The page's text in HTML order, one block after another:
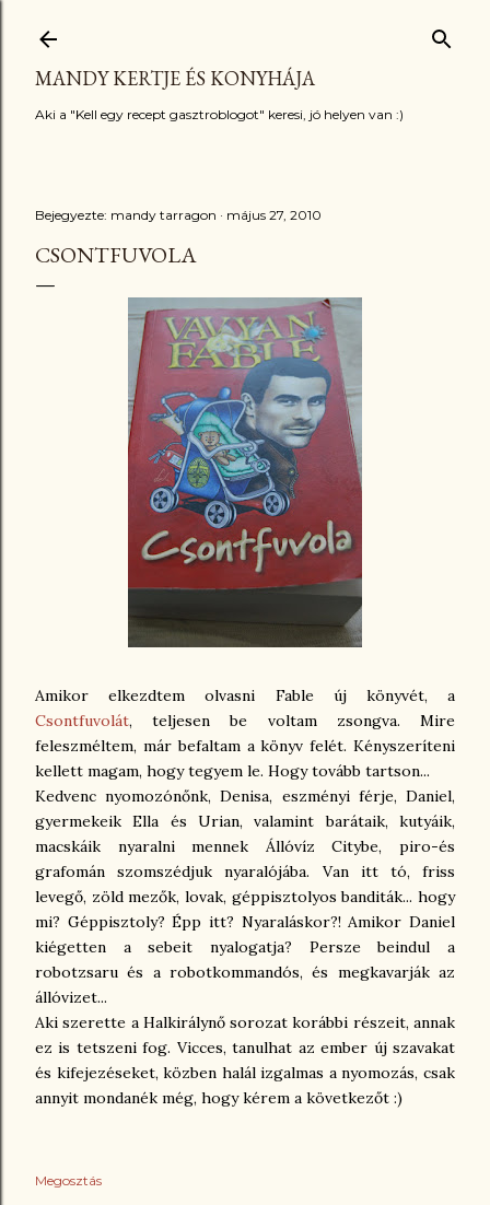
MANDY KERTJE ÉS KONYHÁJA
Aki a "Kell egy recept gasztroblogot" keresi, jó helyen van :)
Bejegyezte: mandy tarragon május 27, 2010
CSONTFUVOLA
Amikor elkezdtem olvasni Fable új könyvét, a
Csontfuvolát, teljesen be voltam zsongva. Mire
feleszméltem, már befaltam a könyv felét. Kényszeríteni
kellett magam, hogy tegyem le. Hogy tovább tartson...
Kedvenc nyomozónőnk, Denisa, eszményi férje, Daniel,
gyermekeik Ella és Urian, valamint barátaik, kutyáik,
macskáik nyaralni mennek Állóvíz Citybe, piro-és
grafomán szomszédjuk nyaralójába. Van itt tó, friss
levegő, zöld mezők, lovak, géppisztolyos banditák... hogy
mi? Géppisztoly? Épp itt? Nyaraláskor?! Amikor Daniel
kiégetten a sebeit nyalogatja? Persze beindul a
robotzsaru és a robotkommandós, és megkavarják az
állóvizet...
Aki szerette a Halkirálynő sorozat korábbi részeit, annak
ez is tetszeni fog. Vicces, tanulhat az ember új szavakat
és kifejezéseket, közben halál izgalmas a nyomozás, csak
annyit mondanék még, hogy kérem a következőt :)
Megosztás